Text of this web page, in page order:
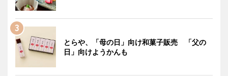
とらや、「母の日」向け和菓子販売 「父の
日」向けようかんも